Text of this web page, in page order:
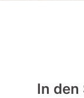
In den